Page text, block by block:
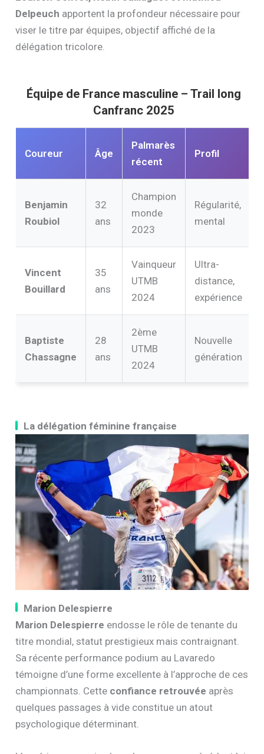
Delpeuch apportent la profondeur nécessaire pour
viser le titre par équipes, objectif affiché de la
délégation tricolore.
Équipe de France masculine – Trail long
Canfranc 2025
Coureur Âge
Palmarès
récent
Profil
Benjamin
Roubiol
32
ans
Champion
monde
2023
Régularité,
mental
Vincent
Bouillard
35
ans
Vainqueur
UTMB
2024
Ultra-
distance,
expérience
Baptiste
Chassagne
28
ans
2ème
UTMB
2024
Nouvelle
génération
La délégation féminine française
Marion Delespierre
Marion Delespierre endosse le rôle de tenante du
titre mondial, statut prestigieux mais contraignant.
Sa récente performance podium au Lavaredo
témoigne d’une forme excellente à l’approche de ces
championnats. Cette confiance retrouvée après
quelques passages à vide constitue un atout
psychologique déterminant.